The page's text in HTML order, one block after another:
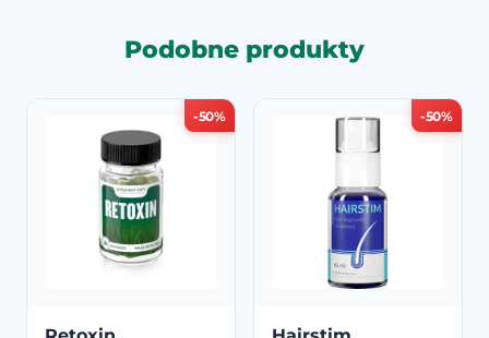
Podobne produkty
-50% -50%